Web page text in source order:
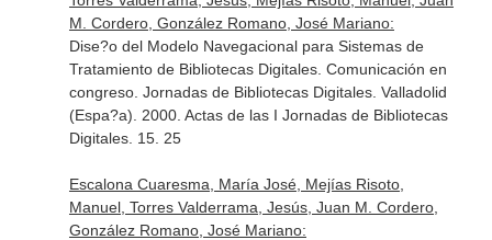
M. Cordero, González Romano, José Mariano:
Dise?o del Modelo Navegacional para Sistemas de
Tratamiento de Bibliotecas Digitales. Comunicación en
congreso. Jornadas de Bibliotecas Digitales. Valladolid
(Espa?a). 2000. Actas de las I Jornadas de Bibliotecas
Digitales. 15. 25
Escalona Cuaresma, María José, Mejías Risoto,
Manuel, Torres Valderrama, Jesús, Juan M. Cordero,
González Romano, José Mariano: